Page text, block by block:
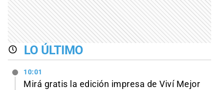
LO ÚLTIMO
10:01
Mirá gratis la edición impresa de Viví Mejor